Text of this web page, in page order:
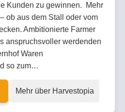
Kunden zu gewinnen. Mehr
ob aus dem Stall oder vom
Ambitionierte Farmer
anspruchsvoller werdenden
Waren
so zum…
Mehr über Harvestopia